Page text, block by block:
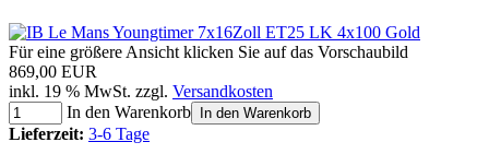
Für eine größere Ansicht klicken Sie auf das Vorschaubild
869,00 EUR
inkl. 19 % MwSt. zzgl. Versandkosten
In den Warenkorb
In den Warenkorb
Lieferzeit: 3-6 Tage